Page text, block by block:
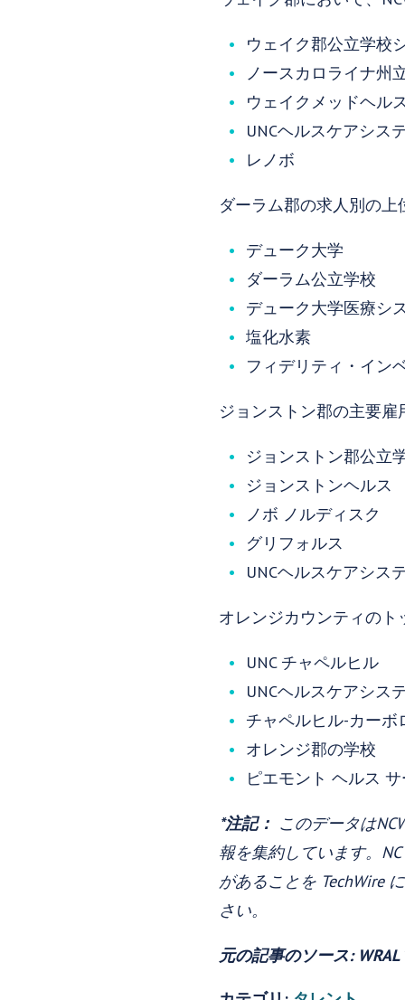
ウェイク郡公立学校
ノースカロライナ州
ウェイクメッドヘル
UNCヘルスケアシス
レノボ
ダーラム郡の求人別の
デューク大学
ダーラム公立学校
デューク大学医療シ
塩化水素
フィデリティ・イン
ジョンストン郡の主要
ジョンストン郡公立
ジョンストンヘルス
ノボ ノルディスク
グリフォルス
UNCヘルスケアシス
オレンジカウンティの
UNC チャペルヒル
UNCヘルスケアシス
チャペルヒル-カーボ
オレンジ郡の学校
ピエモント ヘルス
*注記： このデータは
報を集約しています。
があることを TechWire
さい。
元の記事のソース: WRAL